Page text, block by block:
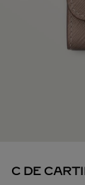
C DE